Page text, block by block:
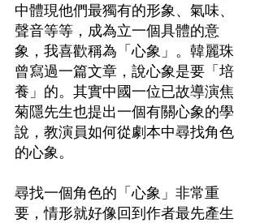
中體現他們最獨有的形象、氣味、
聲音等等，成為立一個具體的意
象，我喜歡稱為「心象」。韓麗珠
曾寫過一篇文章，說心象是要「培
養」的。其實中國一位已故導演焦
菊隱先生也提出一個有關心象的學
說，教演員如何從劇本中尋找角色
的心象。
尋找一個角色的「心象」非常重
要，情形就好像回到作者最先產生